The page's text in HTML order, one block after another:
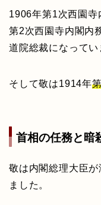
1906年第1次西園
第2次西園寺内閣内
道院総裁になってい
そして敬は1914年
首相の任務と暗
敬は内閣総理大臣
ました。